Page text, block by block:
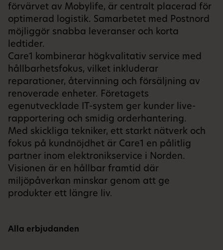
förvärvet av Mobylife, är centralt placerad för
optimerad logistik. Samarbetet med Postnord
möjliggör snabba leveranser och korta
ledtider.
Care1 kombinerar högkvalitativ service med
hållbarhetsfokus, vilket inkluderar
reparationer, återvinning och försäljning av
renoverade enheter. Företagets
egenutvecklade IT-system ger kunder live-
rapportering och smidig orderhantering.
Med skickliga tekniker, ett starkt nätverk och
fokus på kundnöjdhet är Care1 en pålitlig
partner inom elektronikservice i Norden.
Visionen är en hållbar framtid där
miljöpåverkan minskar genom att ge
produkter ett längre liv.
Alla erbjudanden